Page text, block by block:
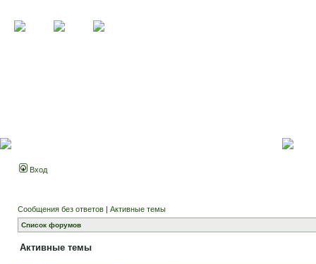
Вход
Сообщения без ответов | Активные темы
Список форумов
Активные темы